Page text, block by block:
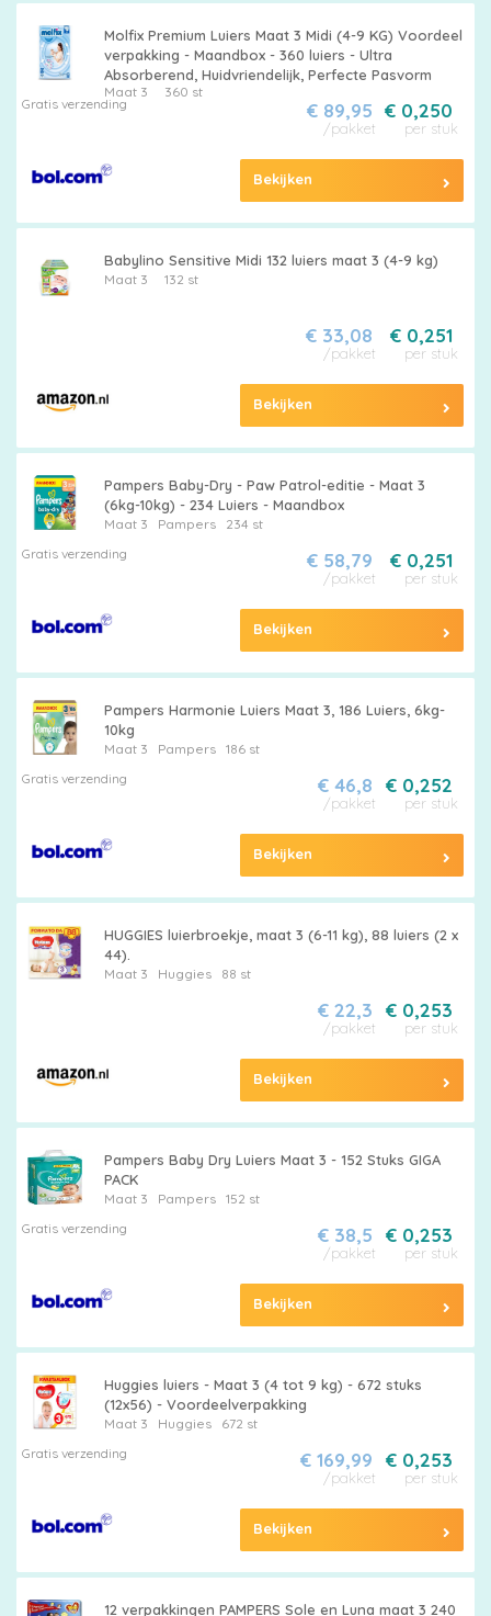
Molfix Premium Luiers Maat 3 Midi (4-9 KG) Voordeel
verpakking - Maandbox - 360 luiers - Ultra
Absorberend, Huidvriendelijk, Perfecte Pasvorm
Maat 3 360 st
Gratis verzending € 0,250
per stuk
€ 89,95
/pakket
Bekijken
Babylino Sensitive Midi 132 luiers maat 3 (4-9 kg)
Maat 3 132 st
€ 0,251
per stuk
€ 33,08
/pakket
Bekijken
Pampers Baby-Dry - Paw Patrol-editie - Maat 3
(6kg-10kg) - 234 Luiers - Maandbox
Maat 3 Pampers
234 st
Gratis verzending
€ 0,251
per stuk
€ 58,79
/pakket
Bekijken
Pampers Harmonie Luiers Maat 3, 186 Luiers, 6kg-
10kg
Maat 3 Pampers
186 st
Gratis verzending
€ 0,252
per stuk
€ 46,8
/pakket
Bekijken
HUGGIES luierbroekje, maat 3 (6-11 kg), 88 luiers (2 x
44).
Maat 3 Huggies 88 st
€ 0,253
per stuk
€ 22,3
/pakket
Bekijken
Pampers Baby Dry Luiers Maat 3 - 152 Stuks GIGA
PACK
Maat 3 Pampers
152 st
Gratis verzending
€ 0,253
per stuk
€ 38,5
/pakket
Bekijken
Huggies luiers - Maat 3 (4 tot 9 kg) - 672 stuks
(12x56) - Voordeelverpakking
Maat 3 Huggies
672 st
Gratis verzending
€ 0,253
per stuk
€ 169,99
/pakket
Bekijken
12 verpakkingen PAMPERS Sole en Luna maat 3 240